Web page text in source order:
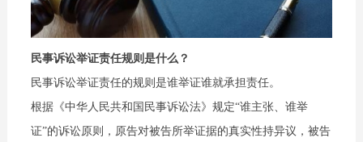
民事诉讼举证责任规则是什么？
民事诉讼举证责任的规则是谁举证谁就承担责任。
根据《中华人民共和国民事诉讼法》规定“谁主张、谁举
证”的诉讼原则，原告对被告所举证据的真实性持异议，被告